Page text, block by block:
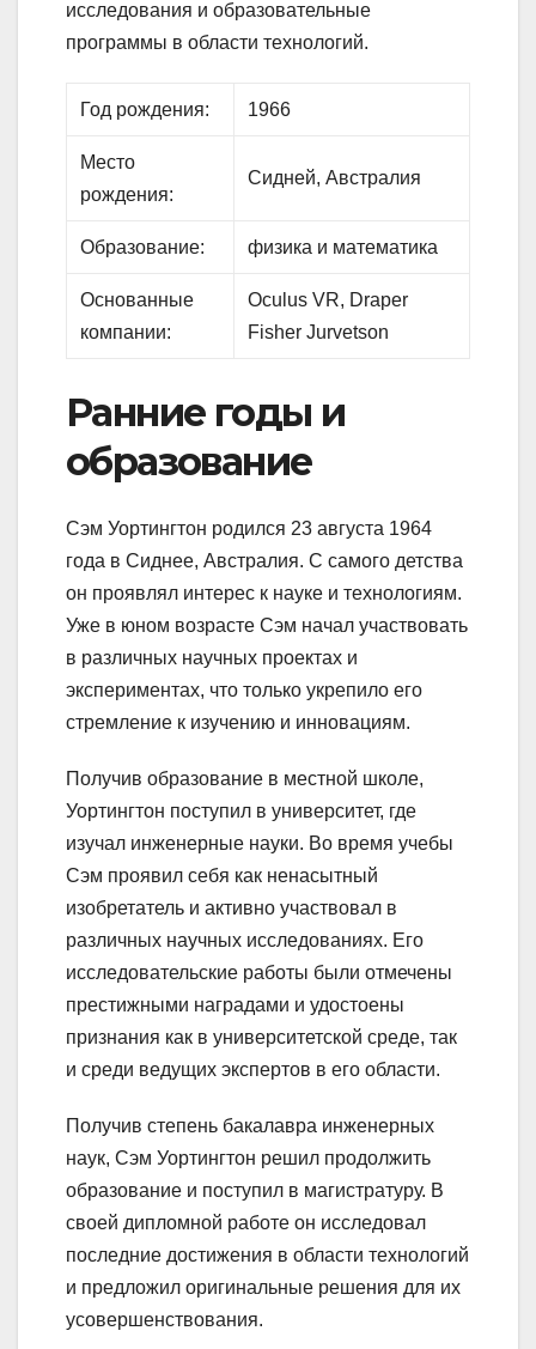
исследования и образовательные
программы в области технологий.
Год рождения: 1966
Место
рождения:
Сидней, Австралия
Образование: физика и математика
Основанные
компании:
Oculus VR, Draper
Fisher Jurvetson
Ранние годы и
образование
Сэм Уортингтон родился 23 августа 1964
года в Сиднее, Австралия. С самого детства
он проявлял интерес к науке и технологиям.
Уже в юном возрасте Сэм начал участвовать
в различных научных проектах и
экспериментах, что только укрепило его
стремление к изучению и инновациям.
Получив образование в местной школе,
Уортингтон поступил в университет, где
изучал инженерные науки. Во время учебы
Сэм проявил себя как ненасытный
изобретатель и активно участвовал в
различных научных исследованиях. Его
исследовательские работы были отмечены
престижными наградами и удостоены
признания как в университетской среде, так
и среди ведущих экспертов в его области.
Получив степень бакалавра инженерных
наук, Сэм Уортингтон решил продолжить
образование и поступил в магистратуру. В
своей дипломной работе он исследовал
последние достижения в области технологий
и предложил оригинальные решения для их
усовершенствования.